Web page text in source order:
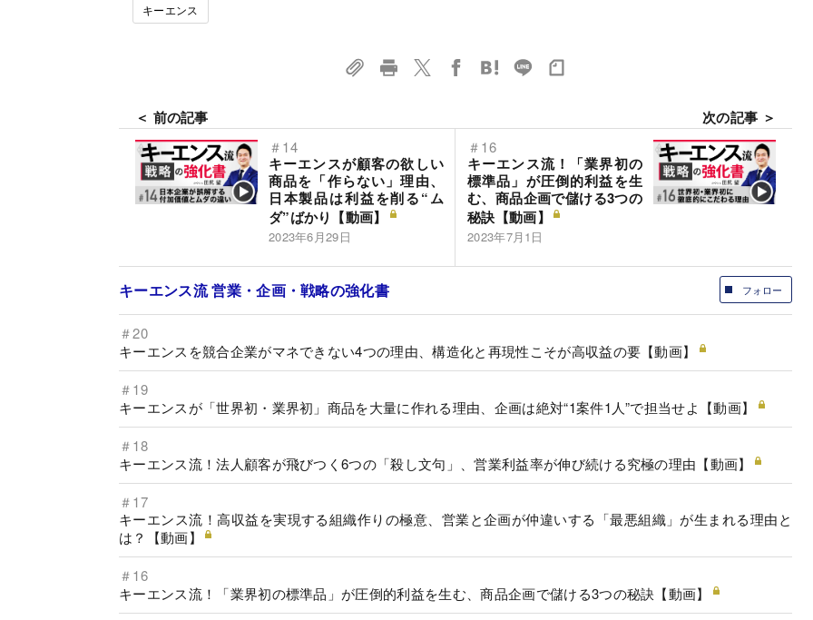
キーエンス
＜ 前の記事
＃14
キーエンスが顧客の欲しい
商品を「作らない」理由、
日本製品は利益を削る“ム
ダ”ばかり【動画】
2023年6月29日
次の記事 ＞
＃16
キーエンス流！「業界初の
標準品」が圧倒的利益を生
む、商品企画で儲ける3つの
秘訣【動画】
2023年7月1日
フォロー
キーエンス流 営業・企画・戦略の強化書
＃20
キーエンスを競合企業がマネできない4つの理由、構造化と再現性こそが高収益の要【動画】
＃19
キーエンスが「世界初・業界初」商品を大量に作れる理由、企画は絶対“1案件1人”で担当せよ【動画】
＃18
キーエンス流！法人顧客が飛びつく6つの「殺し文句」、営業利益率が伸び続ける究極の理由【動画】
＃17
キーエンス流！高収益を実現する組織作りの極意、営業と企画が仲違いする「最悪組織」が生まれる理由と
は？【動画】
＃16
キーエンス流！「業界初の標準品」が圧倒的利益を生む、商品企画で儲ける3つの秘訣【動画】